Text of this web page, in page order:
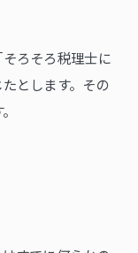
ろそろ税理士に
とします。その